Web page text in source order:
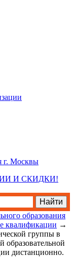
г. Москвы
И СКИДКИ!
образования
квалификации →
группы в
дистанционно.